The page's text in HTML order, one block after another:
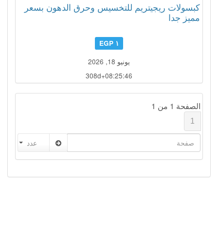
كبسولات ريجيتريم للتخسيس وحرق الدهون بسعر
مميز جدا
١ EGP
يونيو 18, 2026
308d+08:25:45
الصفحة 1 من 1
1
عدد